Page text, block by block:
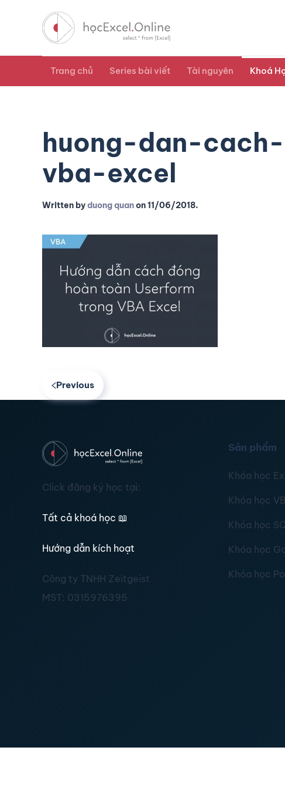
Trang chủ Series bài viết Tài nguyên Khoá
huong-dan-
vba-excel
Written byduong quanon11/06/2018.
Previous
Click đăng ký học tại:
Tất cả khoá học 📖
Hướng dẫn kích hoạt
Công ty TNHH Zeitgeist
MST: 0315976395
Sản phẩm
Khóa học
Khóa học
Khóa học
Khóa học
Khóa học